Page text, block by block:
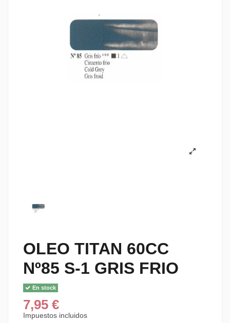
OLEO TITAN 60CC
Nº85 S-1 GRIS FRIO
En stock
7,95 €
Impuestos incluidos